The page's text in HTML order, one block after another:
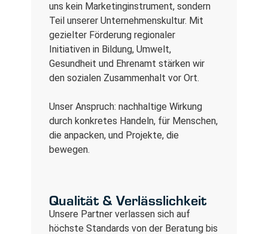
uns kein Marketinginstrument, sondern
Teil unserer Unternehmenskultur. Mit
gezielter Förderung regionaler
Initiativen in Bildung, Umwelt,
Gesundheit und Ehrenamt stärken wir
den sozialen Zusammenhalt vor Ort.
Unser Anspruch: nachhaltige Wirkung
durch konkretes Handeln, für Menschen,
die anpacken, und Projekte, die
bewegen.
Qualität & Verlässlichkeit
Unsere Partner verlassen sich auf
höchste Standards von der Beratung bis